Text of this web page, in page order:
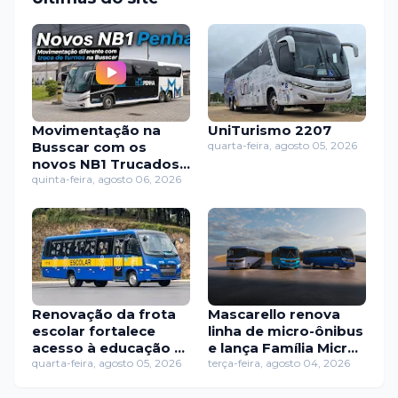
Movimentação na
Busscar com os
novos NB1 Trucados
da Penha
quinta-feira, agosto 06, 2026
UniTurismo 2207
quarta-feira, agosto 05, 2026
Renovação da frota
escolar fortalece
acesso à educação e
mobilidade em
quarta-feira, agosto 05, 2026
Mascarello renova
linha de micro-ônibus
e lança Família Micro
com nova identidade
terça-feira, agosto 04, 2026